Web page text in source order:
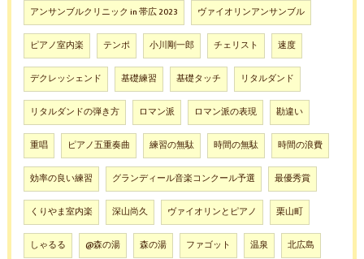
アンサンブルクリニック in 帯広 2023 ヴァイオリンアンサンブル
ピアノ室内楽 テンポ 小川剛一郎 チェリスト 速度
デクレッシェンド 基礎練習 基礎タッチ リタルダンド
リタルダンドの弾き方 ロマン派 ロマン派の表現 勘違い
重唱 ピアノ五重奏曲 練習の無駄 時間の無駄 時間の浪費
効率の良い練習 グランディール音楽コンクール予選 最優秀賞
くりやま室内楽 深山尚久 ヴァイオリンとピアノ 栗山町
しゃるる @森の湯 森の湯 ファゴット 温泉 北広島